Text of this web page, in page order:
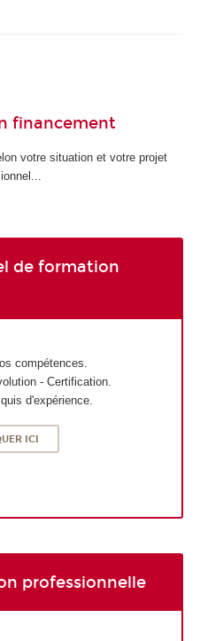
financement
votre situation et votre projet
de formation
compétences.
- Certification.
d'expérience.
ICI
professionnelle